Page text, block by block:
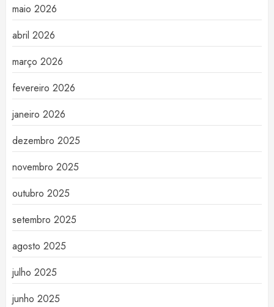
maio 2026
abril 2026
março 2026
fevereiro 2026
janeiro 2026
dezembro 2025
novembro 2025
outubro 2025
setembro 2025
agosto 2025
julho 2025
junho 2025